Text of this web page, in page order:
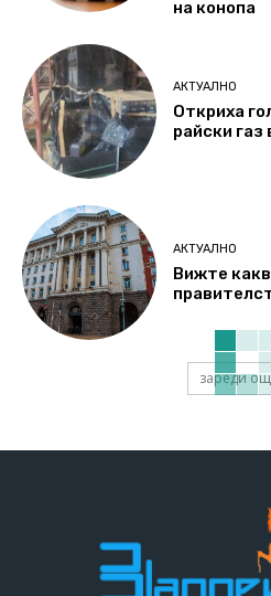
на конопа
АКТУАЛНО
Откриха
райски
АКТУАЛНО
Вижте
зареди